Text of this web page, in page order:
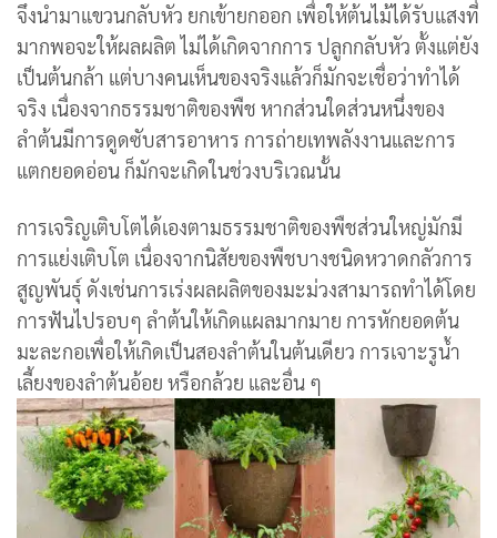
จึงนำมาแขวนกลับหัว ยกเข้ายกออก เพื่อให้ต้นไม้ได้รับแสงที่
มากพอจะให้ผลผลิต ไม่ได้เกิดจากการ ปลูกกลับหัว ตั้งแต่ยัง
เป็นต้นกล้า แต่บางคนเห็นของจริงแล้วก็มักจะเชื่อว่าทำได้
จริง เนื่องจากธรรมชาติของพืช หากส่วนใดส่วนหนึ่งของ
ลำต้นมีการดูดซับสารอาหาร การถ่ายเทพลังงานและการ
แตกยอดอ่อน ก็มักจะเกิดในช่วงบริเวณนั้น
การเจริญเติบโตได้เองตามธรรมชาติของพืชส่วนใหญ่มักมี
การแย่งเติบโต เนื่องจากนิสัยของพืชบางชนิดหวาดกลัวการ
สูญพันธุ์ ดังเช่นการเร่งผลผลิตของมะม่วงสามารถทำได้โดย
การฟันไปรอบๆ ลำต้นให้เกิดแผลมากมาย การหักยอดต้น
มะละกอเพื่อให้เกิดเป็นสองลำต้นในต้นเดียว การเจาะรูน้ำ
เลี้ยงของลำต้นอ้อย หรือกล้วย และอื่น ๆ